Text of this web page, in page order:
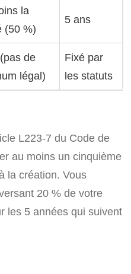
la
(50 %)
5 ans
de
légal)
Fixé par
les statuts
L223-7 du Code de
au moins un cinquième
la création. Vous
20 % de votre
les 5 années qui suivent